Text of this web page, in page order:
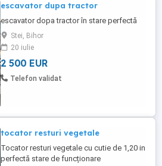
escavator dupa tractor
escavator dopa tractor în stare perfectă
Stei, Bihor
20 iulie
2 500 EUR
Telefon validat
tocator resturi vegetale
Tocator resturi vegetale cu cutie de 1,20 in
perfectă stare de funcționare